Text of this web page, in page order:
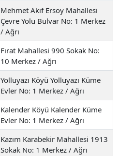
Mehmet Akif Ersoy Mahallesi
Çevre Yolu Bulvar No: 1 Merkez
/ Ağrı
Fırat Mahallesi 990 Sokak No:
10 Merkez / Ağrı
Yolluyazı Köyü Yolluyazı Küme
Evler No: 1 Merkez / Ağrı
Kalender Köyü Kalender Küme
Evler No: 1 Merkez / Ağrı
Kazım Karabekir Mahallesi 1913
Sokak No: 1 Merkez / Ağrı